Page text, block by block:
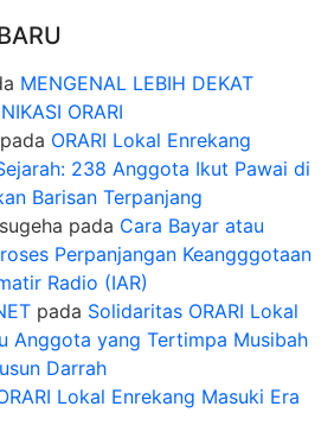
MENGENAL LEBIH DEKAT
ORARI
pada ORARI Lokal Enrekang
238 Anggota Ikut Pawai di
Barisan Terpanjang
pada Cara Bayar atau
Perpanjangan Keangggotaan
Radio (IAR)
pada Solidaritas ORARI Lokal
Anggota yang Tertimpa Musibah
Darrah
Lokal Enrekang Masuki Era